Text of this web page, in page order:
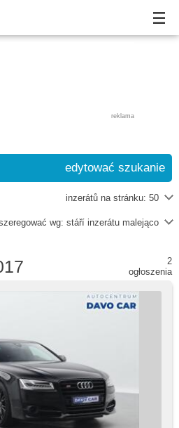
reklama
edytować szukanie
inzerátů na stránku: 50
wg: stáří inzerátu malejąco
2
ogłoszenia